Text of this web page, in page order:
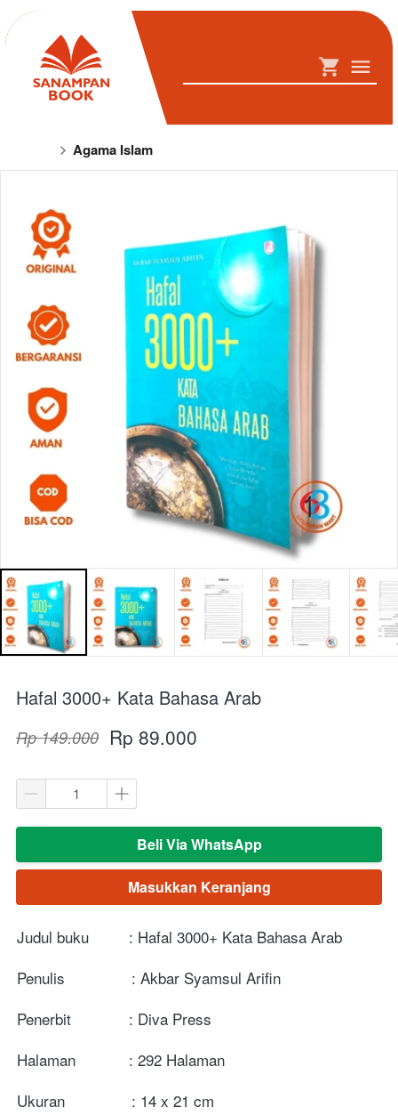
Agama Islam
Hafal 3000+ Kata Bahasa Arab
Rp 149.000 Rp 89.000
`Beli Via WhatsApp
`Masukkan Keranjang
Judul buku         : Hafal 3000+ Kata Bahasa Arab
Penulis               : Akbar Syamsul Arifin
Penerbit             : Diva Press
Halaman            : 292 Halaman
Ukuran               : 14 x 21 cm